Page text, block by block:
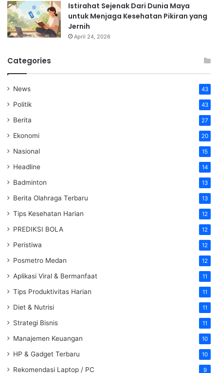
Istirahat Sejenak Dari Dunia Maya
untuk Menjaga Kesehatan Pikiran yang
Jernih
April 24, 2026
Categories
News 43
Politik 43
Berita 27
Ekonomi 20
Nasional 15
Headline 14
Badminton 13
Berita Olahraga Terbaru 13
Tips Kesehatan Harian 12
PREDIKSI BOLA 12
Peristiwa 12
Posmetro Medan 12
Aplikasi Viral & Bermanfaat 11
Tips Produktivitas Harian 11
Diet & Nutrisi 11
Strategi Bisnis 11
Manajemen Keuangan 10
HP & Gadget Terbaru 10
Rekomendasi Laptop / PC 9